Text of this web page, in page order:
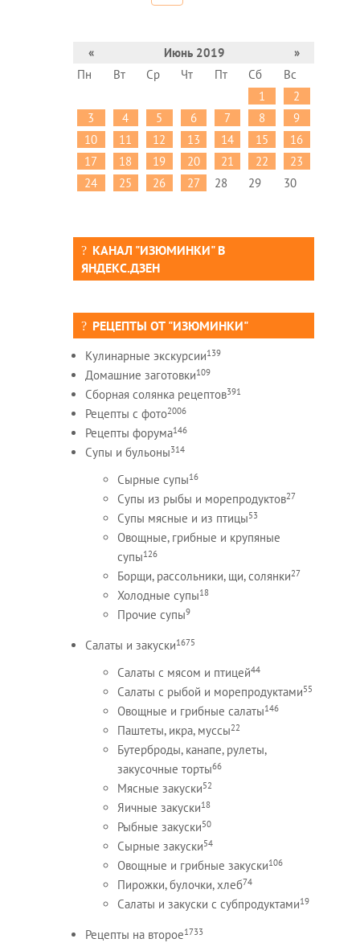
« Июнь 2019
»
Пн
Вт Ср Чт Пт Сб
Вс
1
2
3
4 5 6 7 8
9
10
11 12 13 14 15
16
17
18 19 20 21 22
23
24
25 26 27 28 29 30
КАНАЛ "ИЗЮМИНКИ" В
ЯНДЕКС.ДЗЕН
РЕЦЕПТЫ ОТ "ИЗЮМИНКИ"
Кулинарные экскурсии139
Домашние заготовки109
Сборная солянка рецептов391
Рецепты c фото2006
Рецепты форума146
Супы и бульоны314
Сырные супы16
Супы из рыбы и морепродуктов27
Супы мясные и из птицы53
Овощные, грибные и крупяные
супы126
Борщи, рассольники, щи, солянки27
Холодные супы18
Прочие супы9
Салаты и закуски1675
Салаты с мясом и птицей44
Салаты с рыбой и морепродуктами55
Овощные и грибные салаты146
Паштеты, икра, муссы22
Бутерброды, канапе, рулеты,
закусочные торты66
Мясные закуски52
Яичные закуски18
Рыбные закуски50
Сырные закуски54
Овощные и грибные закуски106
Пирожки, булочки, хлеб74
Салаты и закуски с субпродуктами19
Рецепты на второе1733